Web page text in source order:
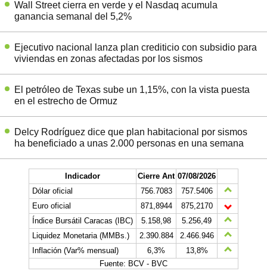
Wall Street cierra en verde y el Nasdaq acumula
ganancia semanal del 5,2%
Ejecutivo nacional lanza plan crediticio con subsidio para
viviendas en zonas afectadas por los sismos
El petróleo de Texas sube un 1,15%, con la vista puesta
en el estrecho de Ormuz
Delcy Rodríguez dice que plan habitacional por sismos
ha beneficiado a unas 2.000 personas en una semana
Indicador Cierre Ant 07/08/2026
Dólar oficial
756.7083
757.5406
Euro oficial
871,8944
875,2170
Índice Bursátil Caracas (IBC)
5.158,98
5.256,49
Liquidez Monetaria (MMBs.)
2.390.884
2.466.946
Inflación (Var% mensual)
6,3%
13,8%
Fuente: BCV - BVC